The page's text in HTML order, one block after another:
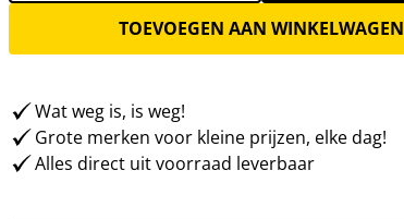
TOEVOEGEN AAN WINKELWAGEN
Wat weg is, is weg!
Grote merken voor kleine prijzen, elke dag!
Alles direct uit voorraad leverbaar